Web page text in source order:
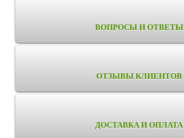
ВОПРОСЫ И ОТВЕТЫ
ОТЗЫВЫ КЛИЕНТОВ
ДОСТАВКА И ОПЛАТА